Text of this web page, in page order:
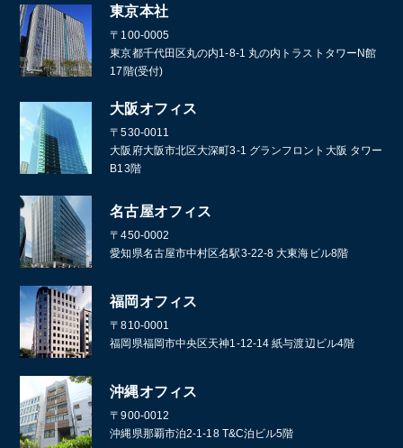
東京本社
〒100-0005
東京都千代田区丸の内1-8-1 丸の内トラストタワーN館
17階(受付)
大阪オフィス
〒530-0011
大阪府大阪市北区大深町3-1 グランフロント大阪 タワー
B13階
名古屋オフィス
〒450-0002
愛知県名古屋市中村区名駅3-22-8 大東海ビル8階
福岡オフィス
〒810-0001
福岡県福岡市中央区天神1-12-14 紙与渡辺ビル4階
沖縄オフィス
〒900-0012
沖縄県那覇市泊2-1-18 T&C泊ビル5階